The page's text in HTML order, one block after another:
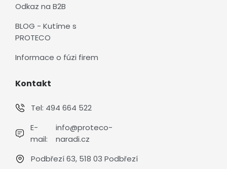
Odkaz na B2B
BLOG - Kutíme s
PROTECO
Informace o fúzi firem
Kontakt
Tel: 494 664 522
E-
mail:
info@proteco-
naradi.cz
Podbřezí 63, 518 03 Podbřezí